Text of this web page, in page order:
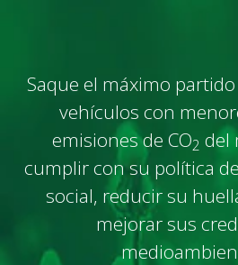
Saque el máximo
vehículos con
emisiones de CO2 del
cumplir con su política
social, reducir su
mejorar sus